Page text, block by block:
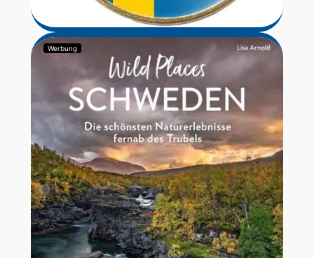
Werbung